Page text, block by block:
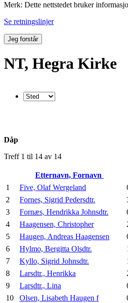
Merk: Dette nettstedet bruker
Se retningslinjer
Jeg forstår
NT, Hegra Kirke
Dåp
Treff 1 til 14 av 14
Etternavn, Fornavn
1
Five, Olaf Wergeland
2
Fornes, Sigrid Pedersdtr.
3
Fornæs, Hendrikka Johnsdtr.
4
Haagensen, Christopher
5
Haugen, Andreas Haagensen
6
Hylmo, Bergitta Olsdtr.
7
Kyllo, Sigrid Johnsdtr.
8
Larsdtr., Henrikka
9
Larsdtr., Lina
10
Olsen, Lisabeth Haugen f